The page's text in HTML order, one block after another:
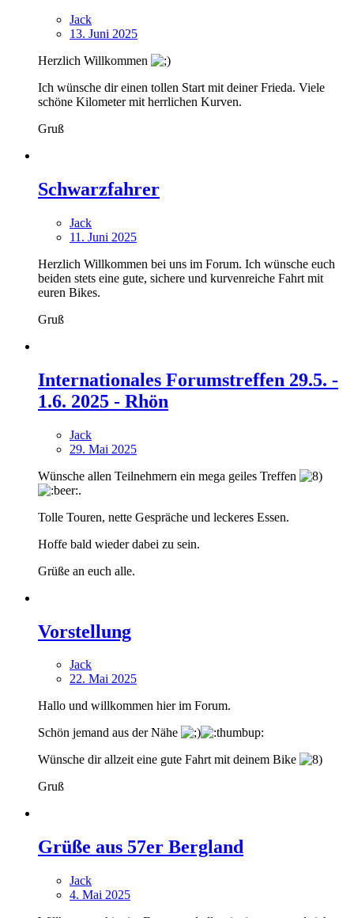
Jack
13. Juni 2025
Herzlich Willkommen
Ich wünsche dir einen tollen Start mit deiner Frieda. Viele
schöne Kilometer mit herrlichen Kurven.
Gruß
Schwarzfahrer
Jack
11. Juni 2025
Herzlich Willkommen bei uns im Forum. Ich wünsche euch
beiden stets eine gute, sichere und kurvenreiche Fahrt mit
euren Bikes.
Gruß
Internationales Forumstreffen 29.5. -
1.6. 2025 - Rhön
Jack
29. Mai 2025
Wünsche allen Teilnehmern ein mega geiles Treffen
.
Tolle Touren, nette Gespräche und leckeres Essen.
Hoffe bald wieder dabei zu sein.
Grüße an euch alle.
Vorstellung
Jack
22. Mai 2025
Hallo und willkommen hier im Forum.
Schön jemand aus der Nähe
Wünsche dir allzeit eine gute Fahrt mit deinem Bike
Gruß
Grüße aus 57er Bergland
Jack
4. Mai 2025